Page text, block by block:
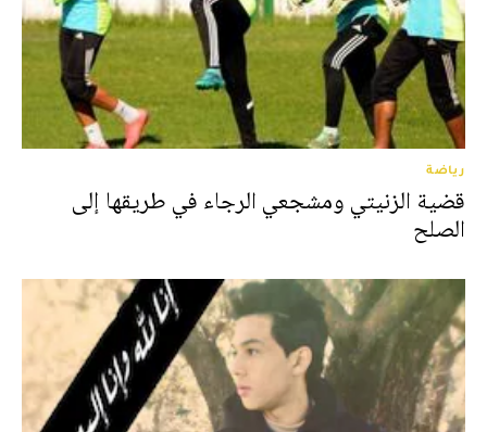
رياضة
قضية الزنيتي ومشجعي الرجاء في طريقها إلى
الصلح